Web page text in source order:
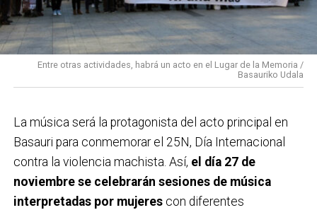
Entre otras actividades, habrá un acto en el Lugar de la Memoria /
Basauriko Udala
La música será la protagonista del acto principal en
Basauri para conmemorar el 25N, Día Internacional
contra la violencia machista. Así, el día 27 de
noviembre se celebrarán sesiones de música
interpretadas por mujerescon diferentes